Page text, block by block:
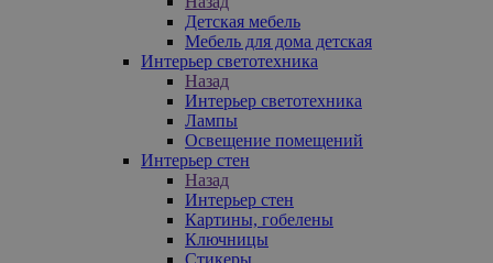
Детская мебель
Мебель для дома детская
Интерьер светотехника
Назад
Интерьер светотехника
Лампы
Освещение помещений
Интерьер стен
Назад
Интерьер стен
Картины, гобелены
Ключницы
Стикеры